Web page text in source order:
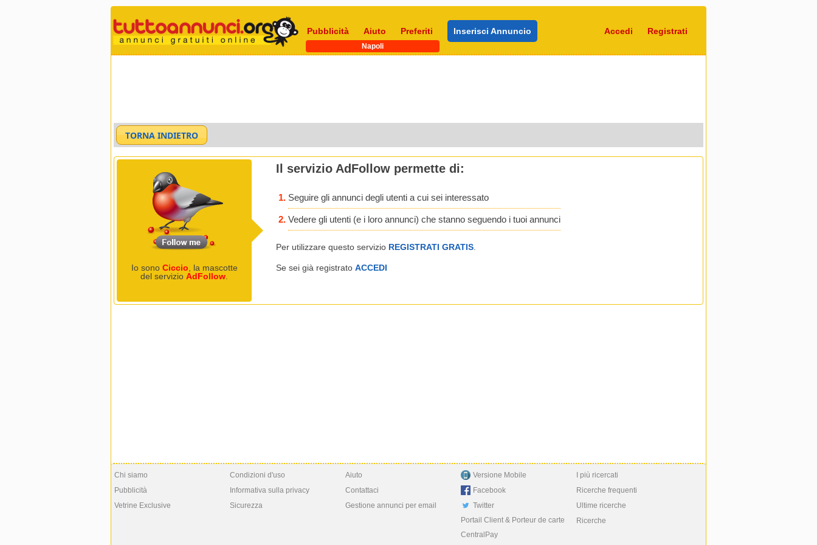
Pubblicità Aiuto Preferiti Inserisci Annuncio Accedi Registrati
Napoli
Io sono Ciccio , la mascotte
del servizio AdFollow
Il servizio AdFollow permette di:
Seguire gli annunci degli utenti a cui sei interessato
Vedere gli utenti (e i loro annunci) che stanno seguendo i tuoi annunci
Per utilizzare questo servizio REGISTRATI GRATIS
Se sei già registrato ACCEDI
Chi siamo
Pubblicità
Vetrine Exclusive
Condizioni d'uso
Informativa sulla privacy
Sicurezza
Aiuto
Contattaci
Gestione annunci per email
Versione Mobile
Facebook
Twitter
Portail Client & Porteur de carte
CentralPay
I più ricercati
Ricerche frequenti
Ultime ricerche
Ricerche